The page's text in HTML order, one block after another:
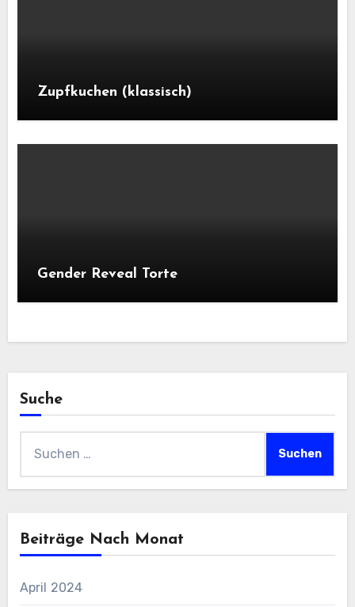
Zupfkuchen (klassisch)
Gender Reveal Torte
Suche
nach:
Beiträge Nach Monat
April 2024